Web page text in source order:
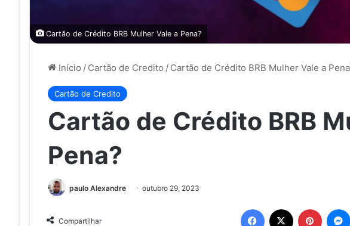
Cartão de Crédito BRB Mulher Vale a Pena?
Início / Cartão de Credito / Cartão de Crédito BRB Mulher Vale a
Cartão de Credito
Cartão de Crédito BRB
Pena?
paulo Alexandre outubro 29, 2023
Compartilhar
Facebook